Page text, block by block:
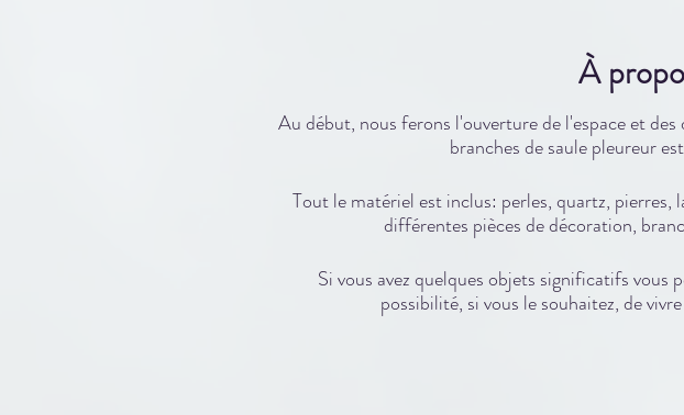
À
Au début, nous ferons l'ouverture de l'espace et
branches de saule pleureur
Tout le matériel est inclus: perles, quartz, pierres,
différentes pièces de décoration,
Si vous avez quelques objets significatifs
possibilité, si vous le souhaitez, de